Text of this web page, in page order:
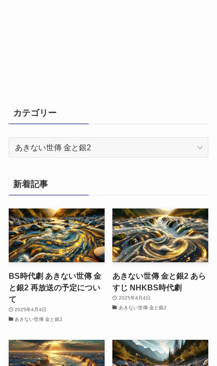
カテゴリー
リ
ー
新着記事
BS時代劇 あきない世傳 金
と銀2 再放送の予定につい
て
2025年4月4日
あきない世傳 金と銀2
あきない世傳 金と銀2 あら
すじ NHKBS時代劇
2025年4月4日
あきない世傳 金と銀2